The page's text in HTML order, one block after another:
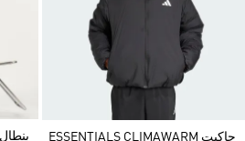
جاكيت ESSENTIALS CLIMAWARM